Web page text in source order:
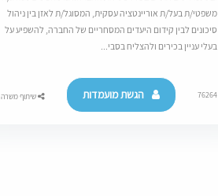
משפטי/ת בעל/ת אוריינטציה עסקית, המסוגל/ת לאזן בין ניהול
סיכונים לבין קידום היעדים המסחריים של החברה, להשפיע על
בעלי עניין בכירים ולהצליח בסבי...
76264 הגשת מועמדות שיתוף משרה